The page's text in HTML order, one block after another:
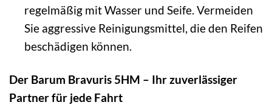
regelmäßig mit Wasser und Seife. Vermeiden
Sie aggressive Reinigungsmittel, die den Reifen
beschädigen können.
Der Barum Bravuris 5HM – Ihr zuverlässiger
Partner für jede Fahrt